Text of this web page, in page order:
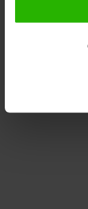
toestemming
Lees hier meer
Via "Cookie